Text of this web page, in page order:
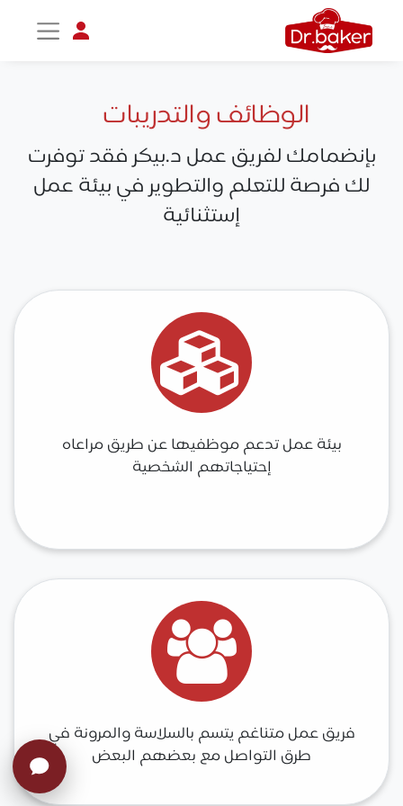
الوظائف والتدريبات
بإنضمامك لفريق عمل د.بيكر فقد توفرت
لك فرصة للتعلم والتطوير في بيئة عمل
إستثنائية
بيئة عمل تدعم موظفيها عن طريق مراعاه
إحتياجاتهم الشخصية
فريق عمل متناغم يتسم بالسلاسة والمرونة في
طرق التواصل مع بعضهم البعض
تواصل مع د.بيكر